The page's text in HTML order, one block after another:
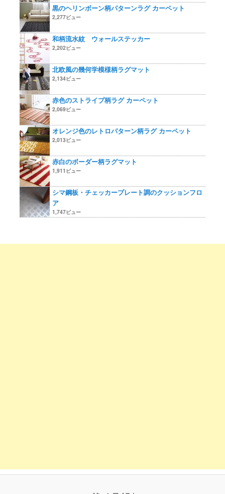
黒のヘリンボーン柄パターンラグ カーペット
2,277ビュー
和柄流水紋 ウォールステッカー
2,202ビュー
北欧風の幾何学模様柄ラグマット
2,134ビュー
赤色のストライプ柄ラグ カーペット
2,069ビュー
オレンジ色のレトロパターン柄ラグ カーペット
2,013ビュー
赤白のボーダー柄ラグマット
1,911ビュー
シマ鋼板・チェッカープレート調のクッションフロ
ア
1,747ビュー